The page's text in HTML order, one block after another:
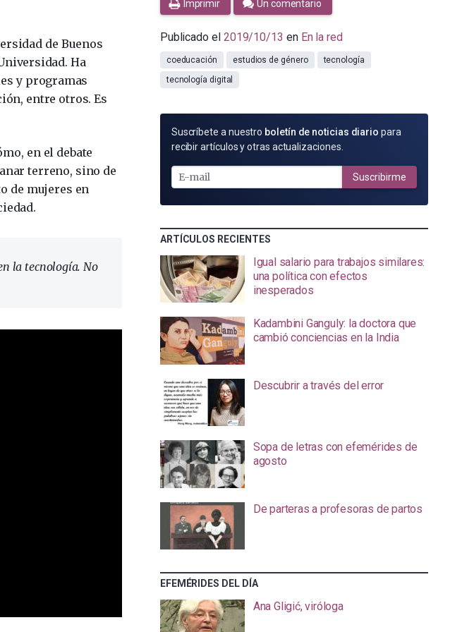
de Buenos
Ha
y programas
entre otros. Es
en el debate
terreno, sino de
de mujeres en
la tecnología. No
Imprimir Un comentario
Publicado el 2019/10/13 en En la red
coeducación estudios de género
tecnología
tecnología digital
SUSCRÍBETE
POR
MAIL
Suscríbete a nuestro boletín de noticias diario para
recibir artículos y otras actualizaciones.
Suscribirme
ARTÍCULOS RECIENTES
Igual salario para trabajos similares:
una política con efectos
inesperados
Kadambini Ganguly: la doctora que
cambió conciencias en la India
Descubrir a través del error
Sopa de letras con efemérides de
agosto
De parteras a profesoras de partos
EFEMÉRIDES DEL DÍA
Ana Gligić, viróloga